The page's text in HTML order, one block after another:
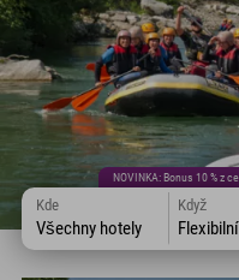
NOVINKA: Bonus 10 % z
Kde
Všechny hotely
Když
Flexibilní